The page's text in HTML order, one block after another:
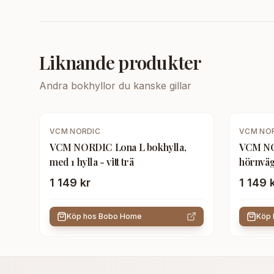
Liknande produkter
Andra bokhyllor du kanske gillar
VCM NORDIC
VCM NORDIC Lona L bokhylla,
med 1 hylla - vitt trä
1 149 kr
Köp hos Bobo Home
VCM
VCM
1 149
Köp